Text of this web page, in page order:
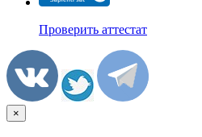
Проверить аттестат
×